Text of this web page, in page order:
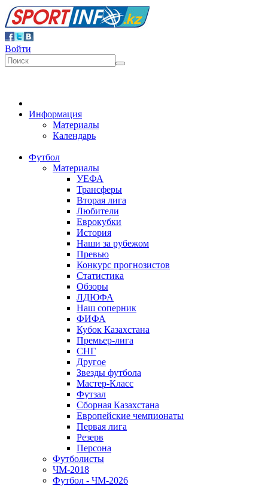
Войти
Информация
Материалы
Календарь
Футбол
Материалы
УЕФА
Трансферы
Вторая лига
Любители
Еврокубки
История
Наши за рубежом
Превью
Конкурс прогнозистов
Статистика
Обзоры
ЛДЮФА
Наш соперник
ФИФА
Кубок Казахстана
Премьер-лига
СНГ
Другое
Звезды футбола
Мастер-Класс
Футзал
Сборная Казахстана
Европейские чемпионаты
Первая лига
Резерв
Персона
Футболисты
ЧМ-2018
Футбол - ЧМ-2026